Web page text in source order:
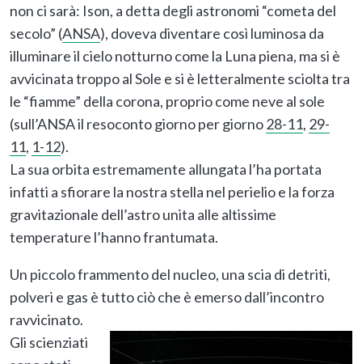
non ci sarà: Ison, a detta degli astronomi “cometa del
secolo” (ANSA), doveva diventare così luminosa da
illuminare il cielo notturno come la Luna piena, ma si è
avvicinata troppo al Sole e si è letteralmente sciolta tra
le “fiamme” della corona, proprio come neve al sole
(sull’ANSA il resoconto giorno per giorno28-11, 29-
11, 1-12).
La sua orbita estremamente allungata l’ha portata
infatti a sfiorare la nostra stella nel perielio e la forza
gravitazionale dell’astro unita alle altissime
temperature l’hanno frantumata.
Un piccolo frammento del nucleo, una scia di detriti,
polveri e gas è tutto ciò che è emerso dall’incontro
ravvicinato.
Gli scienziati